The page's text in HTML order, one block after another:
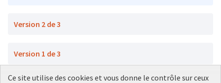
Version 2 de 3
Version 1 de 3
Ce site utilise des cookies et vous donne le contrôle sur ceux